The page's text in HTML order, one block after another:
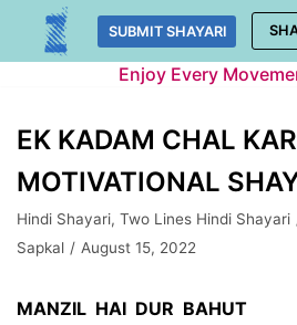
Skip
SUBMIT SHAYARI
Enjoy Every
EK KADAM CHAL KAR
MOTIVATIONAL
Hindi Shayari, Two Lines Hindi Shayari
Sapkal
August 15, 2022
MANZIL HAI DUR BAHUT